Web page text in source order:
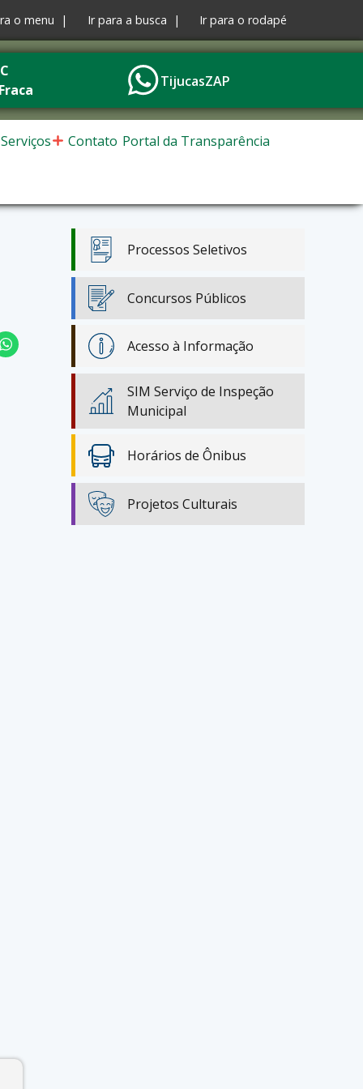
o menu | Ir para a busca | Ir para o rodapé
TijucasZAP
Serviços Contato Portal da Transparência
Processos Seletivos
Concursos Públicos
Acesso à Informação
SIM Serviço de Inspeção
Municipal
Horários de Ônibus
Projetos Culturais